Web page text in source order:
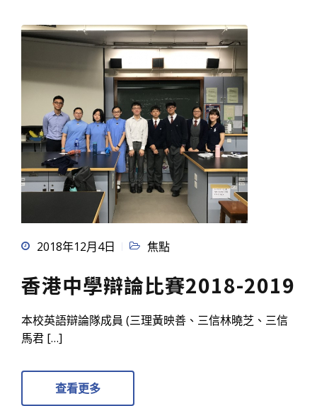
2018年12月4日 焦點
香港中學辯論比賽2018-2019
本校英語辯論隊成員 (三理黃映善、三信林曉芝、三信
馬君 […]
查看更多